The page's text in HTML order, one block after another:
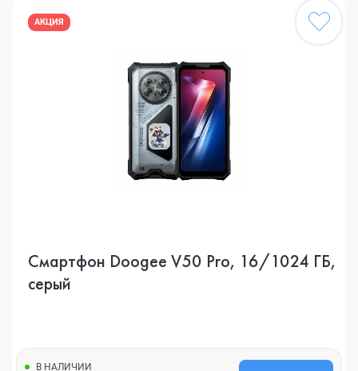
АКЦИЯ
Смартфон Doogee V50 Pro, 16/1024 ГБ,
серый
В НАЛИЧИИ